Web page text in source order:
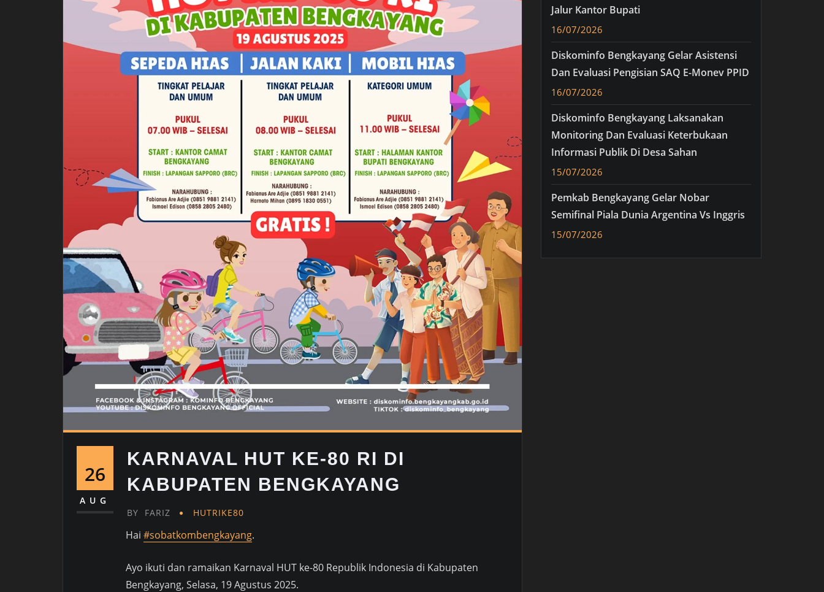
26
AUG
KARNAVAL HUT KE-80 RI DI
KABUPATEN BENGKAYANG
BY FARIZ HUTRIKE80
Hai #sobatkombengkayang.
Ayo ikuti dan ramaikan Karnaval HUT ke-80 Republik Indonesia di Kabupaten
Bengkayang, Selasa, 19 Agustus 2025.
Jalur Kantor Bupati
16/07/2026
Diskominfo Bengkayang Gelar Asistensi
Dan Evaluasi Pengisian SAQ E-Monev PPID
16/07/2026
Diskominfo Bengkayang Laksanakan
Monitoring Dan Evaluasi Keterbukaan
Informasi Publik Di Desa Sahan
15/07/2026
Pemkab Bengkayang Gelar Nobar
Semifinal Piala Dunia Argentina Vs Inggris
15/07/2026